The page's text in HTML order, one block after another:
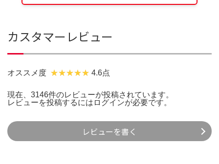
カスタマーレビュー
オススメ度 4.6点
現在、3146件のレビューが投稿されています。
レビューを投稿するには ログインが必要です。
レビューを書く